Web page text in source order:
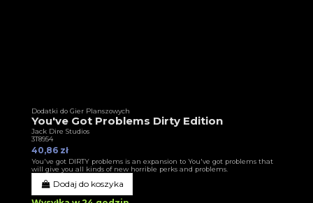
Dodatki do Gier Planszowych
You've Got Problems Dirty Edition
Jack Dire Studios
3T8954
40,86 zł
You've got DIRTY problems is an expansion to You've got problems that
will give you all kinds of new horrible perks and problems.
Dodaj do koszyka